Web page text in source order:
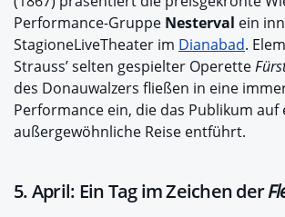
Performance-Gruppe Nesterval ein
StagioneLiveTheater im Dianabad.
Strauss’ selten gespielter Operette
des Donauwalzers fließen in eine
Performance ein, die das Publikum auf
außergewöhnliche Reise entführt.
5. April: Ein Tag im Zeichen der